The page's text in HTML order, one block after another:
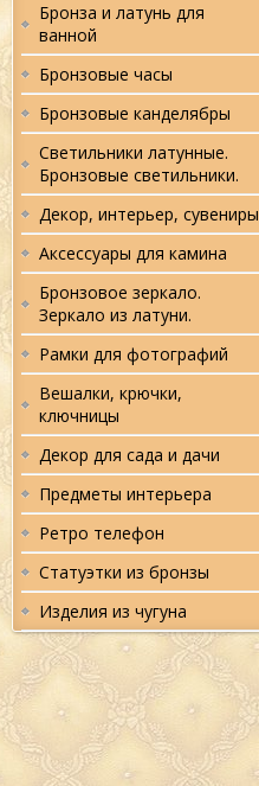
Бронза и латунь для
ванной
Бронзовые часы
Бронзовые канделябры
Светильники латунные.
Бронзовые светильники.
Декор, интерьер, сувениры
Аксессуары для камина
Бронзовое зеркало.
Зеркало из латуни.
Рамки для фотографий
Вешалки, крючки,
ключницы
Декор для сада и дачи
Предметы интерьера
Ретро телефон
Статуэтки из бронзы
Изделия из чугуна